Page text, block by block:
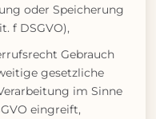
oder Speicherung
f DSGVO),
Gebrauch
gesetzliche
im Sinne
eingreift,